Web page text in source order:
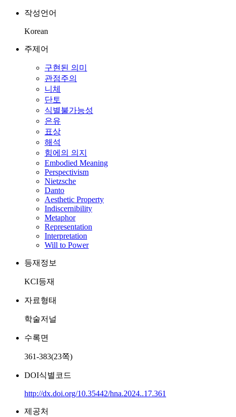
작성언어
Korean
주제어
구현된 의미
관점주의
니체
단토
식별불가능성
은유
표상
해석
힘에의 의지
Embodied Meaning
Perspectivism
Nietzsche
Danto
Aesthetic Property
Indiscernibility
Metaphor
Representation
Interpretation
Will to Power
등재정보
KCI등재
자료형태
학술저널
수록면
361-383(23쪽)
DOI식별코드
http://dx.doi.org/10.35442/hna.2024..17.361
제공처